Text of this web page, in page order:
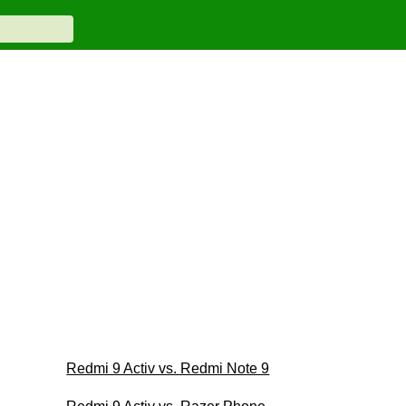
Redmi 9 Activ vs. Redmi Note 9